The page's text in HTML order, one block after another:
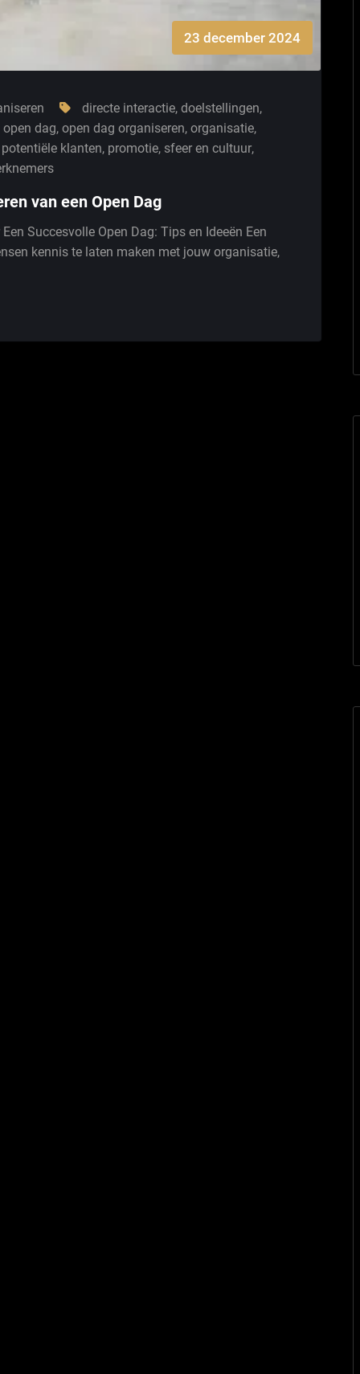
23 december 2024
directe interactie, doelstellingen,
open dag, open dag organiseren, organisatie,
potentiële klanten, promotie, sfeer en cultuur,
van een Open Dag
Succesvolle Open Dag: Tips en Ideeën Een
kennis te laten maken met jouw organisatie,